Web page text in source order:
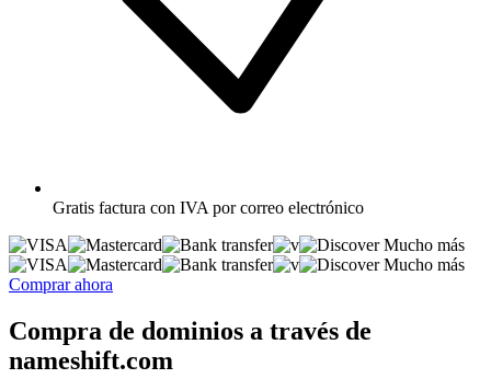
Gratis factura con IVA por correo electrónico
Mucho más
Mucho más
Comprar ahora
Compra de dominios a través de
nameshift.com